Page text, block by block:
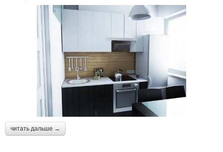
читать дальше →